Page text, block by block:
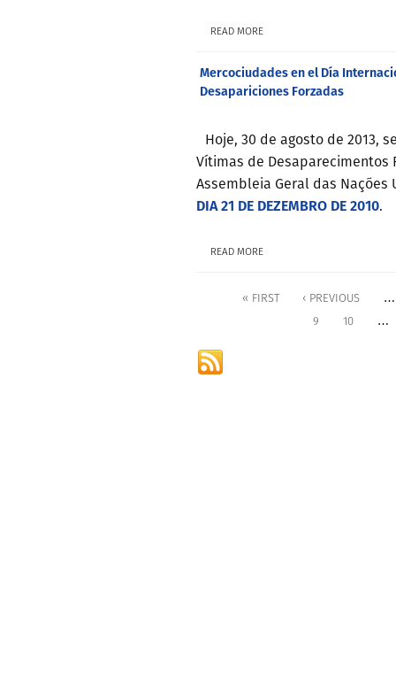
READ MORE
Mercociudades en el Día
Desapariciones Forzadas
Hoje, 30 de agosto de 2013,
Vítimas de
Assembleia Geral das Nações
DIA 21 DE DEZEMBRO DE 2010.
READ MORE
« FIRST ‹ PREVIOUS …
9 10 …